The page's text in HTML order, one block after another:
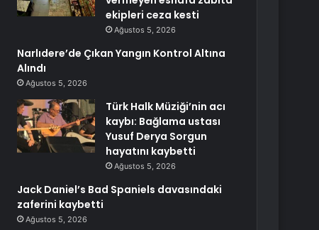
ekipleri ceza kesti
Ağustos 5, 2026
Narlıdere’de Çıkan Yangın Kontrol Altına
Alındı
Ağustos 5, 2026
Türk Halk Müziği’nin acı
kaybı: Bağlama ustası
Yusuf Derya Sorgun
hayatını kaybetti
Ağustos 5, 2026
Jack Daniel’s Bad Spaniels davasındaki
zaferini kaybetti
Ağustos 5, 2026